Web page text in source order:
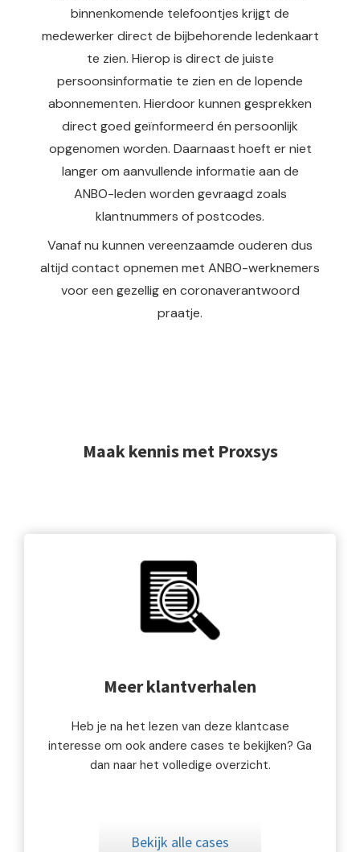
binnenkomende telefoontjes krijgt de
medewerker direct de bijbehorende ledenkaart
te zien. Hierop is direct de juiste
persoonsinformatie te zien en de lopende
abonnementen. Hierdoor kunnen gesprekken
direct goed geïnformeerd én persoonlijk
opgenomen worden. Daarnaast hoeft er niet
langer om aanvullende informatie aan de
ANBO-leden worden gevraagd zoals
klantnummers of postcodes.
Vanaf nu kunnen vereenzaamde ouderen dus
altijd contact opnemen met ANBO-werknemers
voor een gezellig en coronaverantwoord
praatje.
Maak kennis met Proxsys
Meer klantverhalen
Heb je na het lezen van deze klantcase
interesse om ook andere cases te bekijken? Ga
dan naar het volledige overzicht.
Bekijk alle cases